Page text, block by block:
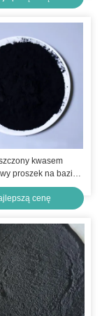
kwasem
proszek na bazie
węgiel
aktywnycenę